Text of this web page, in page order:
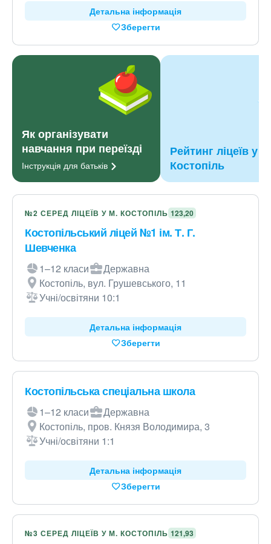
Детальна інформація
Зберегти
Як організувати
навчання при переїзді
Інструкція для батьків
Рейтинг ліцеїв у м.
Костопіль
№2 СЕРЕД ЛІЦЕЇВ У М. КОСТОПІЛЬ 123,20
Костопільський ліцей №1 ім. Т. Г.
Шевченка
1–12 класи
Державна
Костопіль, вул. Грушевського, 11
Учні/освітяни 10:1
Детальна інформація
Зберегти
Костопільська спеціальна школа
1–12 класи
Державна
Костопіль, пров. Князя Володимира, 3
Учні/освітяни 1:1
Детальна інформація
Зберегти
№3 СЕРЕД ЛІЦЕЇВ У М. КОСТОПІЛЬ 121,93